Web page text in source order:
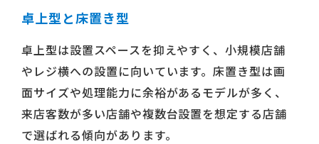
卓上型と床置き型
卓上型は設置スペースを抑えやすく、小規模店舗
やレジ横への設置に向いています。床置き型は画
面サイズや処理能力に余裕があるモデルが多く、
来店客数が多い店舗や複数台設置を想定する店舗
で選ばれる傾向があります。